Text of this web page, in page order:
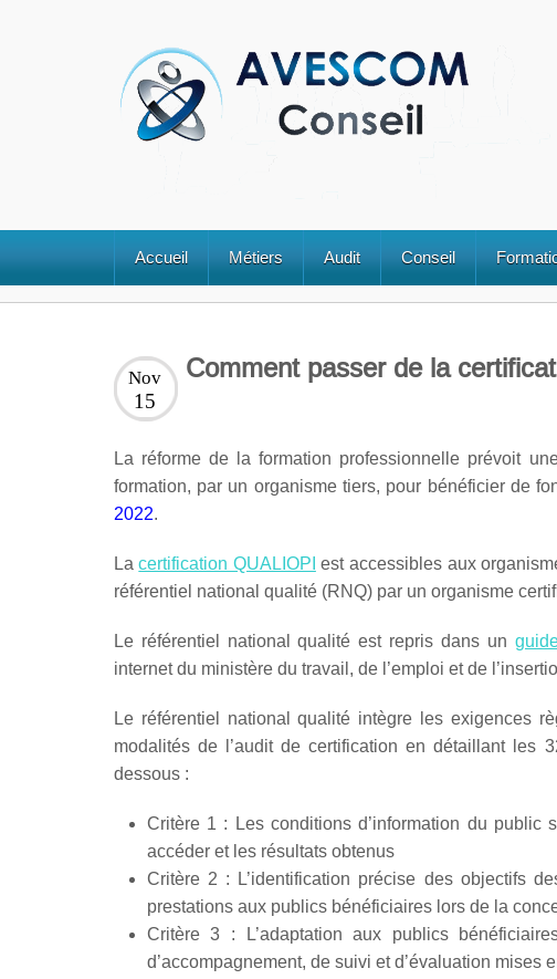
Accueil Métiers Audit Conseil
Comment passer de la
Nov
15
La réforme de la formation professionnelle prévoit
formation, par un organisme tiers, pour bénéficier de
2022.
Lacertification QUALIOPI est accessibles aux
référentiel national qualité (RNQ) par un organisme
Le référentiel national qualité est repris dans un
internet du ministère du travail, de l’emploi et de
Le référentiel national qualité intègre les exigences
modalités de l’audit de certification en détaillant les
dessous :
Critère 1 : Les conditions d’information du
accéder et les résultats obtenus
Critère 2 : L’identification précise des objectifs
prestations aux publics bénéficiaires lors de la
Critère 3 : L’adaptation aux publics
d’accompagnement, de suivi et d’évaluation mises